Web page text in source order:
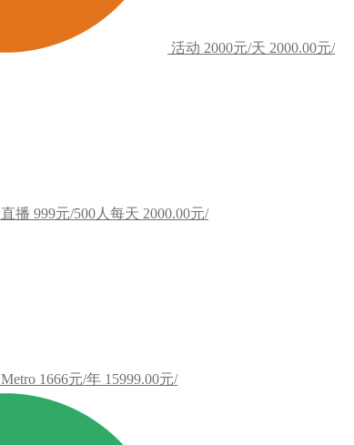
活动 2000元/天 2000.00元/
直播 999元/500人每天 2000.00元/
Metro 1666元/年 15999.00元/